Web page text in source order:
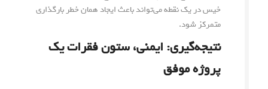
خیس در یک نقطه می‌تواند باعث ایجاد همان خطر بارگذاری
متمرکز شود.
نتیجه‌گیری: ایمنی، ستون فقرات یک
پروژه موفق